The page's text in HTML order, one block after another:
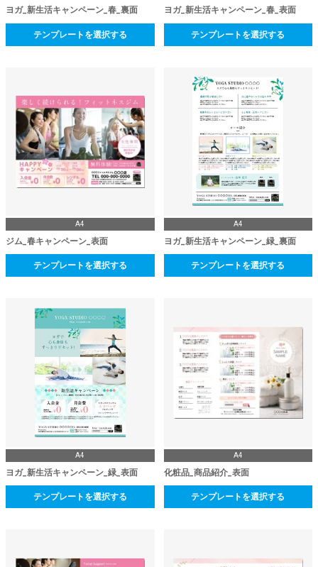
ヨガ_新生活キャンペーン_春_裏面
テンプレートを選択する
ヨガ_新生活キャンペーン_春_表面
テンプレートを選択する
A4
ジム_春キャンペーン_表面
テンプレートを選択する
A4
ヨガ_新生活キャンペーン_緑_裏面
テンプレートを選択する
A4
ヨガ_新生活キャンペーン_緑_表面
テンプレートを選択する
A4
化粧品_商品紹介_表面
テンプレートを選択する